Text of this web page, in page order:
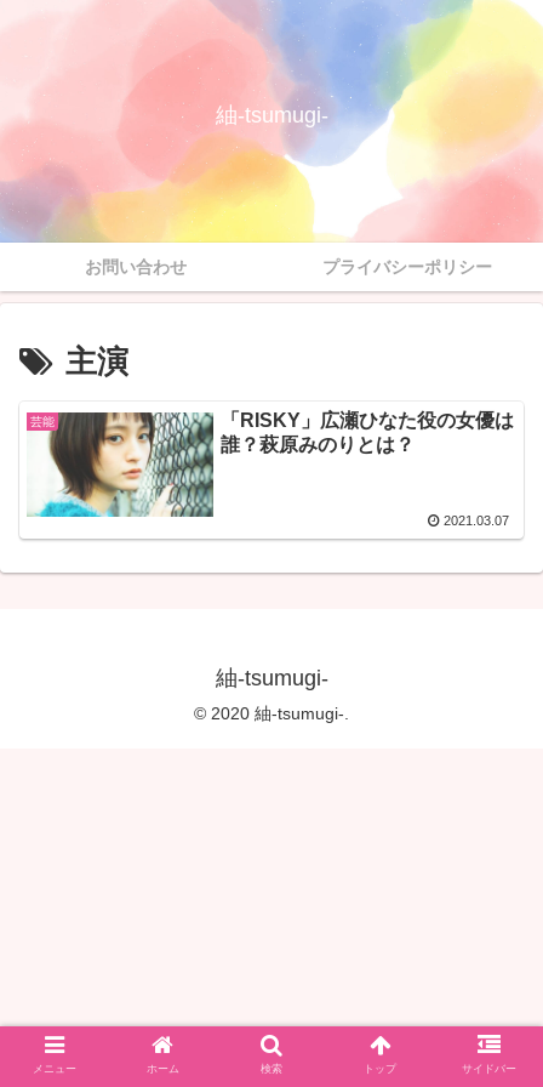
紬-tsumugi-
お問い合わせ プライバシーポリシー
主演
芸能
「RISKY」広瀬ひなた役の女優は
誰？萩原みのりとは？
2021.03.07
紬-tsumugi-
© 2020 紬-tsumugi-.
メニュー ホーム 検索 トップ サイドバー